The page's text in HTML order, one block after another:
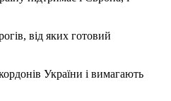
від яких готовий
України і вимагають